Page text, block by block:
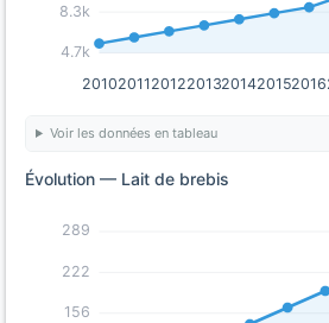
4.7k
8.3k
2010201120122013201420152016
Voir les données en tableau
Évolution — Lait de brebis
156
222
289